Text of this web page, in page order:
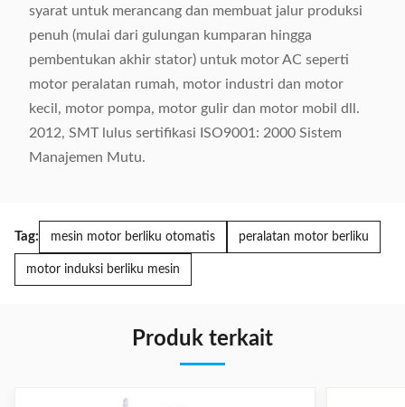
syarat untuk merancang dan membuat jalur produksi
penuh (mulai dari gulungan kumparan hingga
pembentukan akhir stator) untuk motor AC seperti
motor peralatan rumah, motor industri dan motor
kecil, motor pompa, motor gulir dan motor mobil dll.
2012, SMT lulus sertifikasi ISO9001: 2000 Sistem
Manajemen Mutu.
Tag: mesin motor berliku otomatis peralatan motor berliku
motor induksi berliku mesin
Produk terkait